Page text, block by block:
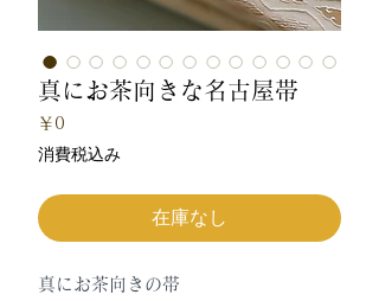
真にお茶向きな名古屋帯
￥0
格
消費税込み
在庫なし
真にお茶向きの帯